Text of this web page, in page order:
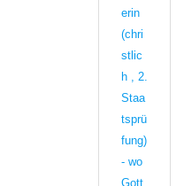
erin
(chri
stlic
h , 2.
Staa
tsprü
fung)
- wo
Gott